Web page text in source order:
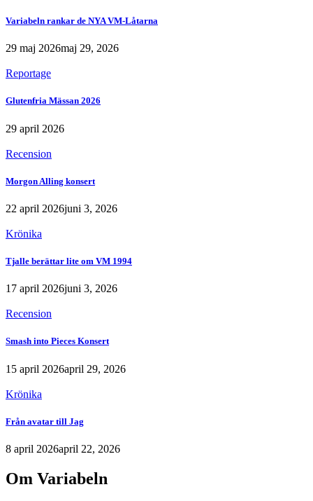
Variabeln rankar de NYA VM-Låtarna
29 maj 2026maj 29, 2026
Reportage
Glutenfria Mässan 2026
29 april 2026
Recension
Morgon Alling konsert
22 april 2026juni 3, 2026
Krönika
Tjalle berättar lite om VM 1994
17 april 2026juni 3, 2026
Recension
Smash into Pieces Konsert
15 april 2026april 29, 2026
Krönika
Från avatar till Jag
8 april 2026april 22, 2026
Om Variabeln